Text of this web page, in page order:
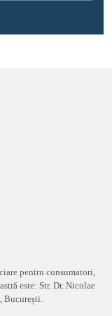
pentru consumatori,
este: Str. Dr. Nicolae
București.